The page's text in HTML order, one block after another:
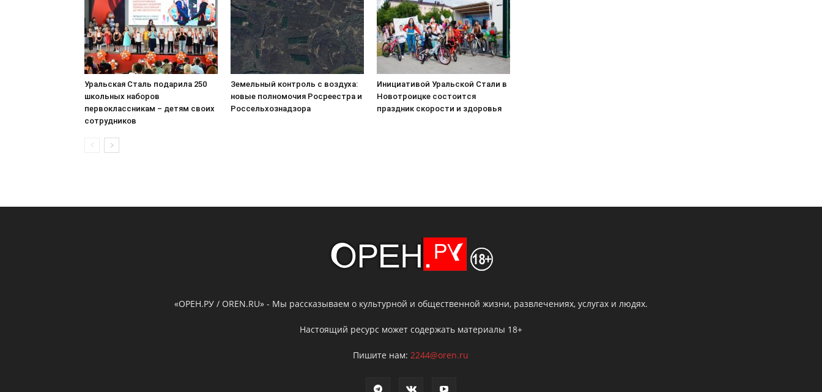
Уральская Сталь подарила 250
школьных наборов
первоклассникам – детям своих
сотрудников
Земельный контроль с воздуха:
новые полномочия Росреестра и
Россельхознадзора
Инициативой Уральской Стали в
Новотроицке состоится
праздник скорости и здоровья
«ОРЕН.РУ / OREN.RU» - Мы рассказываем о культурной и общественной жизни, развлечениях, услугах и людях.
Настоящий ресурс может содержать материалы 18+
Пишите нам:2244@oren.ru